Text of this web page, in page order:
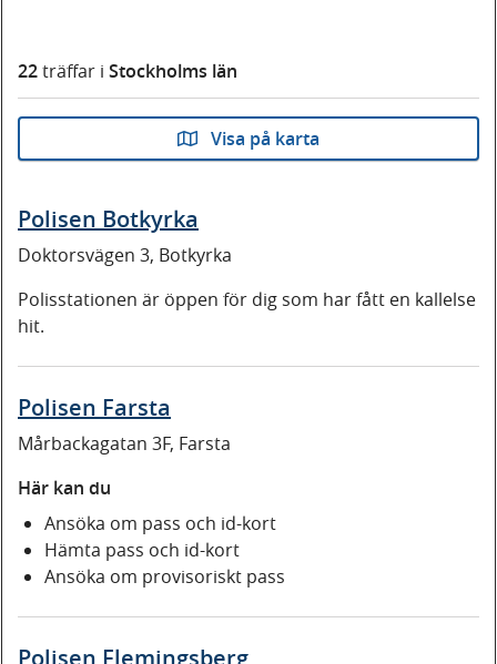
22träffar i Stockholms län
Visa på karta
Polisen Botkyrka
Doktorsvägen 3, Botkyrka
Polisstationen är öppen för dig som har fått en kallelse
hit.
Polisen Farsta
Mårbackagatan 3F, Farsta
Här kan du
Ansöka om pass och id-kort
Hämta pass och id-kort
Ansöka om provisoriskt pass
Polisen Flemingsberg